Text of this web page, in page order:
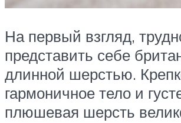
На первый взгляд,
представить себе
длинной шерстью.
гармоничное тело и
плюшевая шерсть